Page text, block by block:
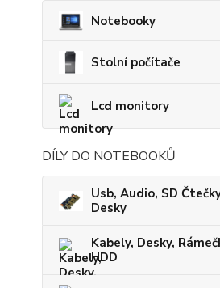
Notebooky
Stolní počítače
Lcd monitory
DÍLY DO NOTEBOOKŮ
Usb, Audio, SD
Desky
Kabely, Desky,
HDD